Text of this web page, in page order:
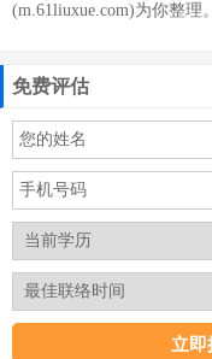
(m.61liuxue.com)为你整理。
免费评估